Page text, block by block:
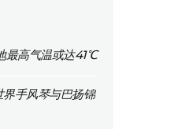
最高气温或达41℃
手风琴与巴扬锦